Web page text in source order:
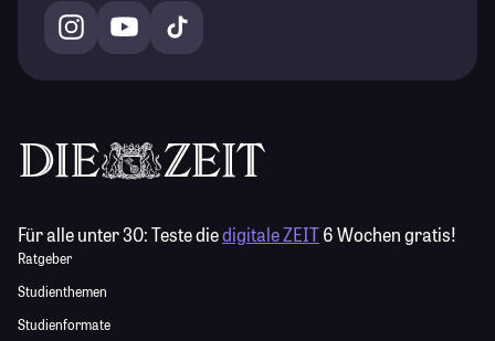
Für alle unter 30:Teste diedigitale ZEIT6 Wochen gratis!
Ratgeber
Studienthemen
Studienformate